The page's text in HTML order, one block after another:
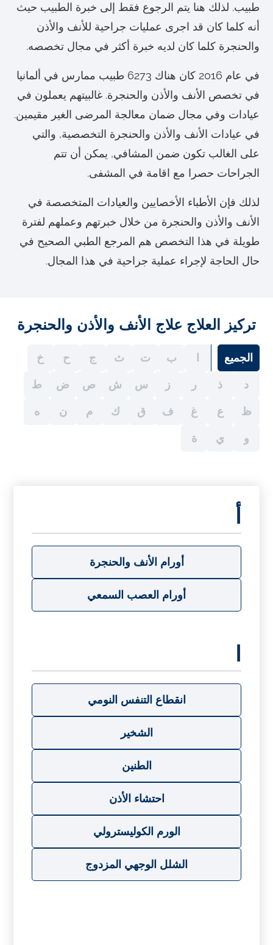
طبيب. لذلك هنا يتم الرجوع فقط إلى خبرة الطبيب حيث
أنه كلما كان قد اجرى عمليات جراحية للأنف والأذن
والحنجرة كلما كان لديه خبرة أكثر في مجال تخصصه.
في عام 2016 كان هناك 6273 طبيب ممارس في ألمانيا
في تخصص الأنف والأذن والحنجرة. غالبيتهم يعملون في
عيادات وفي مجال ضمان معالجة المرضى الغير مقيمين.
في عيادات الأنف والأذن والحنجرة التخصصية, والتي
على الغالب تكون ضمن المشافي, يمكن أن تتم
الجراحات حصرا مع اقامة في المشفى.
لذلك فإن الأطباء الأخصايين والعيادات المتخصصة في
الأنف والأذن والحنجرة من خلال خبرتهم وعملهم لفترة
طويلة في هذا التخصص هم المرجع الطبي الصحيح في
حال الحاجة لإجراء عملية جراحية في هذا المجال.
تركيز العلاج علاج الأنف والأذن والحنجرة
الجميع ب ت ث ج ح خ
د ذ ر ز س ش ص ض ط
ظ ع غ ف ق ك م ن ه
و ي ة
أورام الأنف والحنجرة
أورام العصب السمعي
انقطاع التنفس النومي
الشخير
الطنين
احتشاء الأذن
الورم الكوليسترولي
الشلل الوجهي المزدوج